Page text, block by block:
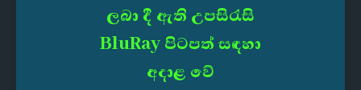
ලබා දී ඇති උපසිරැසි
BluRay පිටපත් සඳහා
අදාළ වේ